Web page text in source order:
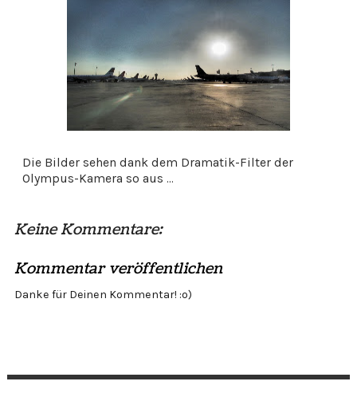
Die Bilder sehen dank dem Dramatik-Filter der
Olympus-Kamera so aus ...
Keine Kommentare:
Kommentar veröffentlichen
Danke für Deinen Kommentar! :o)